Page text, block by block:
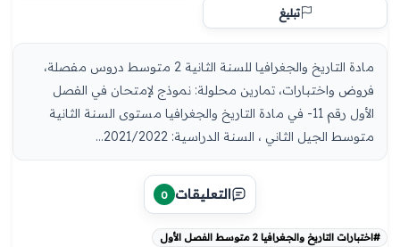
تبليغ
مادة التاريخ والجغرافيا للسنة الثانية 2 متوسط دروس مفصلة،
فروض واختبارات، تمارين محلولة: نموذج لإمتحان في الفصل
الأول رقم 11- في مادة التاريخ والجغرافيا مستوى السنة الثانية
متوسط الجيل الثاني ، السنة الدراسية: 2021/2022...
التعليقات 0
#اختبارات التاريخ والجغرافيا 2 متوسط الفصل الأول